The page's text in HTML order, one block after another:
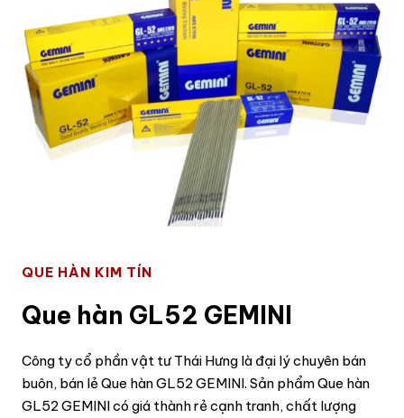
QUE HÀN KIM TÍN
Que hàn GL52 GEMINI
Công ty cổ phần vật tư Thái Hưng là đại lý chuyên bán
buôn, bán lẻ Que hàn GL52 GEMINI. Sản phẩm Que hàn
GL52 GEMINI có giá thành rẻ cạnh tranh, chất lượng